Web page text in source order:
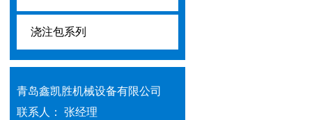
浇注包系列
青岛鑫凯胜机械设备有限公司
联系人： 张经理